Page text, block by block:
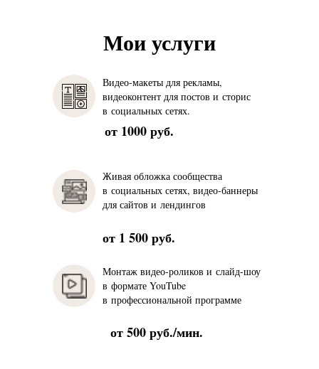
Мои услуги
Видео-макеты для рекламы,
видеоконтент для постов и сторис
в социальных сетях.
Живая обложка сообщества
в социальных сетях, видео-баннеры
для сайтов и лендингов
Монтаж видео-роликов и слайд-шоу
в формате YouTube
в профессиональной программе
от 1000 руб.
от 1 500 руб.
от 500 руб./мин.